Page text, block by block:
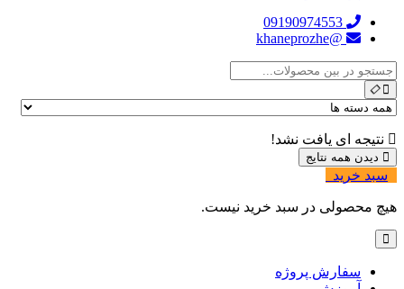
09190974553
@khaneprozhe
نتیجه ای یافت نشد!
سبد خرید
هیچ محصولی در سبد خرید نیست.
سفارش پروژه